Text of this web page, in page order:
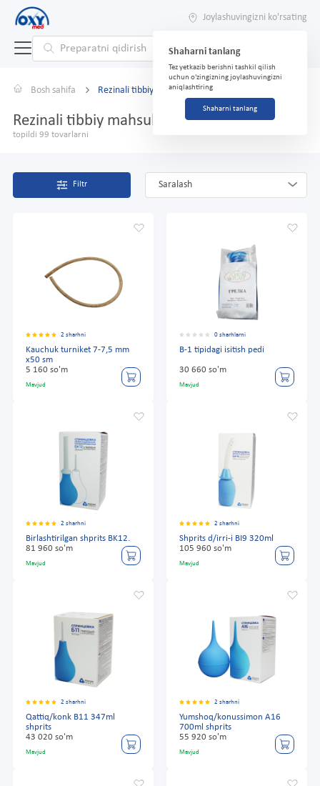
Joylashuvingizni ko'rsating
Shaharni tanlang
Tez yetkazib berishni tashkil qilish
uchun o'zingizning joylashuvingizni
aniqlashtiring
Shaharni tanlang
Bosh sahifa Rezinali tibbiy mahsulotlar
Rezinali tibbiy mahsulotlar
topildi 99 tovarlarni
Filtr Saralash
2 sharhni
Kauchuk turniket 7-7,5 mm
x50 sm
5 160 so'm
Mavjud
0 sharhlarni
B-1 tipidagi isitish pedi
30 660 so'm
Mavjud
2 sharhni
Birlashtirilgan shprits BK12.
81 960 so'm
Mavjud
2 sharhni
Shprits d/irri-i BI9 320ml
105 960 so'm
Mavjud
2 sharhni
Qattiq/konk B11 347ml
shprits
43 020 so'm
Mavjud
2 sharhni
Yumshoq/konussimon A16
700ml shprits
55 920 so'm
Mavjud